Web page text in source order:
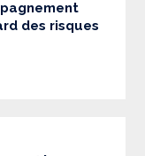
des risques